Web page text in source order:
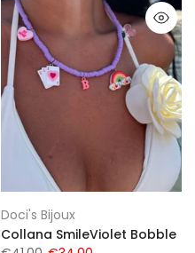
Doci's Bijoux
Collana SmileViolet Bobble